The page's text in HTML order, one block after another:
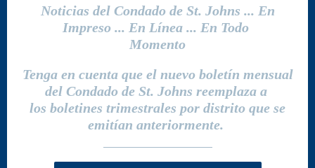
Noticias del Condado de St. Johns ... En
Impreso ... En Línea ... En Todo
Momento
Tenga en cuenta que el nuevo boletín mensual
del Condado de St. Johns reemplaza a
los boletines trimestrales por distrito que se
emitían anteriormente.